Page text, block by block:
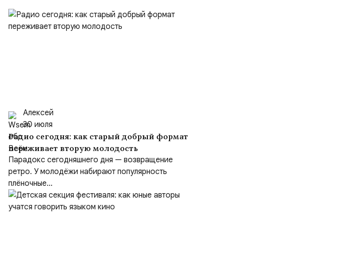
Алексей
30 июля
Радио сегодня: как старый добрый формат
переживает вторую молодость
Парадокс сегодняшнего дня — возвращение
ретро. У молодёжи набирают популярность
плёночные...